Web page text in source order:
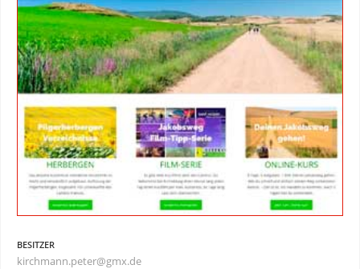
BESITZER
kirchmann.peter@gmx.de